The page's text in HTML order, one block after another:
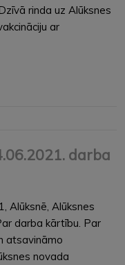
rinda uz Alūksnes
ar
darba
Alūksnē, Alūksnes
darba kārtību. Par
atsavināmo
novada